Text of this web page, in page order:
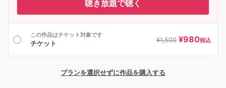
聴き放題で聴く
この作品はチケット対象です
チケット ¥1,500 ¥980税込
プランを選択せずに作品を購入する